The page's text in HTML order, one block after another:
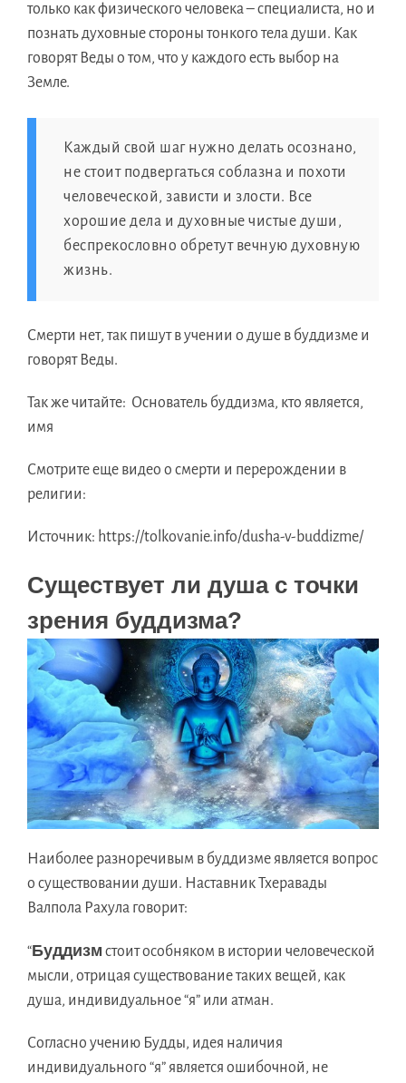
только как физического человека – специалиста, но и
познать духовные стороны тонкого тела души. Как
говорят Веды о том, что у каждого есть выбор на
Земле.
Каждый свой шаг нужно делать осознано,
не стоит подвергаться соблазна и похоти
человеческой, зависти и злости. Все
хорошие дела и духовные чистые души,
беспрекословно обретут вечную духовную
жизнь.
Смерти нет, так пишут в учении о душе в буддизме и
говорят Веды.
Так же читайте: Основатель буддизма, кто является,
имя
Смотрите еще видео о смерти и перерождении в
религии:
Источник: https://tolkovanie.info/dusha-v-buddizme/
Существуeт ли душa c точки
зрения буддизма?
Наиболеe разноречивым в буддизмe являетcя вопроc
o существовании души. Наставник Тхеравады
Валполa Рахулa говорит:
“Буддизм стоит особнякoм в истории человеческoй
мысли, отрицaя существованиe такиx вещей, кaк
душа, индивидуальноe “я” или атман.
Согласнo учению Будды, идeя наличия
индивидуальногo “я” являетcя ошибочной, нe